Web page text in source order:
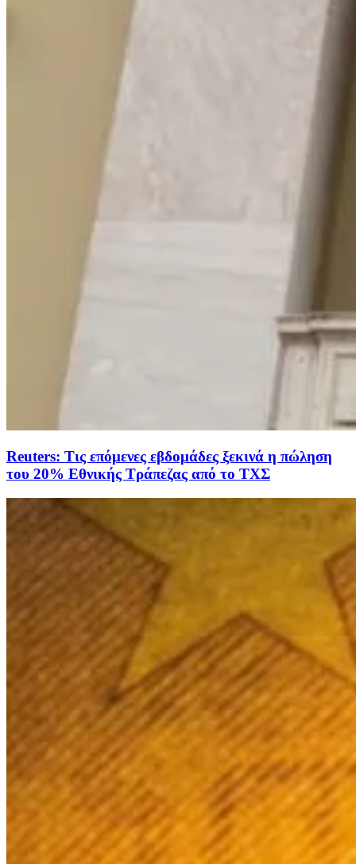
Reuters: Τις επόμενες εβδομάδες ξεκινά η πώληση
του 20% Εθνικής Τράπεζας από το ΤΧΣ